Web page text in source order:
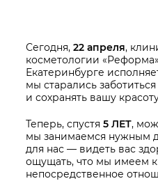
Сегодня, 22 апреля,
косметологии
Екатеринбурге
мы старались
и сохранять вашу
Теперь, спустя 5 ЛЕТ,
мы занимаемся нужным
для нас — видеть вас
ощущать, что мы имеем к
непосредственное